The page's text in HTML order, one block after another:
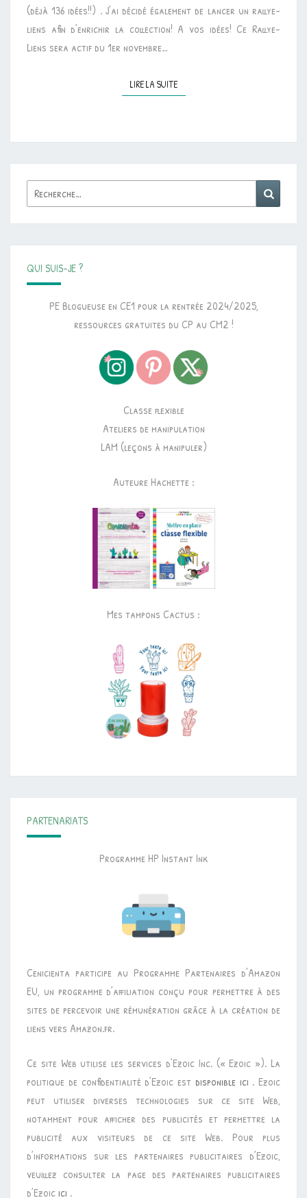
(déjà 136 idées!!) . J’ai décidé également de lancer un rallye-
liens afin d’enrichir la collection! A vos idées! Ce Rallye-
Liens sera actif du 1er novembre…
LIRE LA SUITELIRE LA SUITE
Rechercher :
QUI SUIS-JE ?
PE Blogueuse en CE1 pour la rentrée 2024/2025,
ressources gratuites du CP au CM2 !
Classe flexible
Ateliers de manipulation
LAM (leçons à manipuler)
Auteure Hachette :
Mes tampons Cactus :
PARTENARIATS
Programme HP Instant Ink
Cenicienta participe au Programme Partenaires d’Amazon
EU, un programme d’affiliation conçu pour permettre à des
sites de percevoir une rémunération grâce à la création de
liens vers Amazon.fr.
Ce site Web utilise les services d’Ezoic Inc. (« Ezoic »). La
politique de confidentialité d’Ezoic est disponible ici . Ezoic
peut utiliser diverses technologies sur ce site Web,
notamment pour afficher des publicités et permettre la
publicité aux visiteurs de ce site Web. Pour plus
d’informations sur les partenaires publicitaires d’Ezoic,
veuillez consulter la page des partenaires publicitaires
d’Ezoic ici .